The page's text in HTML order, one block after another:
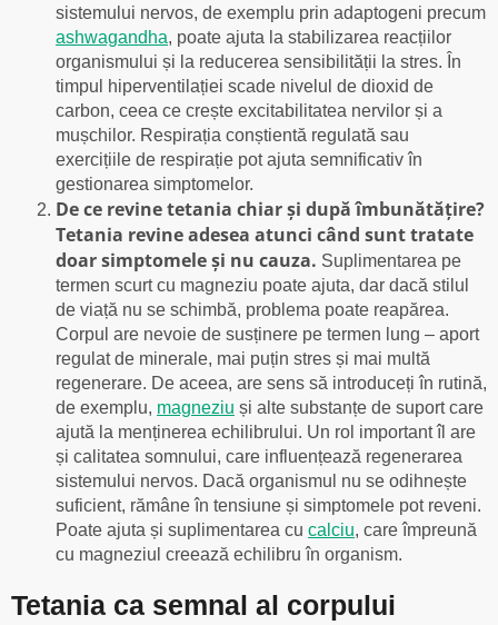
sistemului nervos, de exemplu prin adaptogeni precum
ashwagandha, poate ajuta la stabilizarea reacțiilor
organismului și la reducerea sensibilității la stres. În
timpul hiperventilației scade nivelul de dioxid de
carbon, ceea ce crește excitabilitatea nervilor și a
mușchilor. Respirația conștientă regulată sau
exercițiile de respirație pot ajuta semnificativ în
gestionarea simptomelor.
De ce revine tetania chiar și după îmbunătățire?
Tetania revine adesea atunci când sunt tratate
doar simptomele și nu cauza. Suplimentarea pe
termen scurt cu magneziu poate ajuta, dar dacă stilul
de viață nu se schimbă, problema poate reapărea.
Corpul are nevoie de susținere pe termen lung – aport
regulat de minerale, mai puțin stres și mai multă
regenerare. De aceea, are sens să introduceți în rutină,
de exemplu, magneziu și alte substanțe de suport care
ajută la menținerea echilibrului. Un rol important îl are
și calitatea somnului, care influențează regenerarea
sistemului nervos. Dacă organismul nu se odihnește
suficient, rămâne în tensiune și simptomele pot reveni.
Poate ajuta și suplimentarea cu calciu, care împreună
cu magneziul creează echilibru în organism.
Tetania ca semnal al corpului